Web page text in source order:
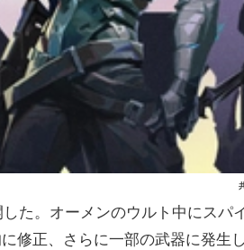
た。オーメンのウルト中にスパ
修正、さらに一部の武器に発生